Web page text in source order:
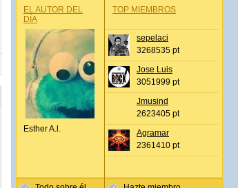
EL AUTOR DEL
DÍA
Esther A.l.
TOP MIEMBROS
sepelaci
3268535 pt
Jose Luis
3051999 pt
Jmusind
2623405 pt
Agramar
2361410 pt